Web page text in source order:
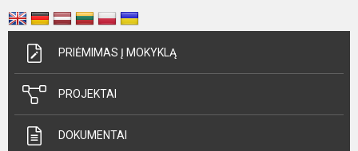
PRIĖMIMAS Į MOKYKLĄ
PROJEKTAI
DOKUMENTAI